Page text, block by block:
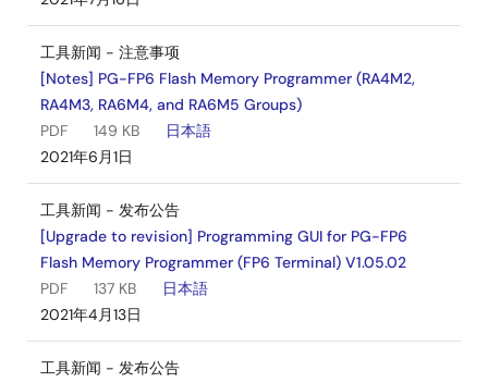
工具新闻 - 注意事项
[Notes] PG-FP6 Flash Memory Programmer (RA4M2,
RA4M3, RA6M4, and RA6M5 Groups)
PDF
149 KB
日本語
2021年6月1日
工具新闻 - 发布公告
[Upgrade to revision] Programming GUI for PG-FP6
Flash Memory Programmer (FP6 Terminal) V1.05.02
PDF
137 KB
日本語
2021年4月13日
工具新闻 - 发布公告